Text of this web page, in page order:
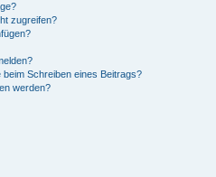
zugreifen?
beim Schreiben eines Beitrags?
werden?